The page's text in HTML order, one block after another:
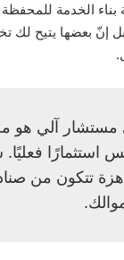
الخدمة للمحفظة
إنّ بعضها يتيح لك
آلي هو
استثمارًا
تتكون من